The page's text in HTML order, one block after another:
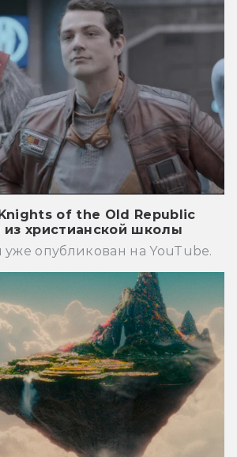
of the Old Republic
христианской школы
опубликован на YouTube.